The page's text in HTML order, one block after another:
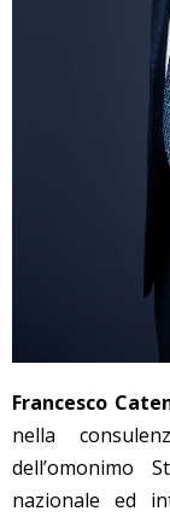
Francesco
nella
dell’omonimo
nazionale ed